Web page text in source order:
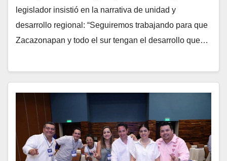
legislador insistió en la narrativa de unidad y
desarrollo regional: “Seguiremos trabajando para que
Zacazonapan y todo el sur tengan el desarrollo que…